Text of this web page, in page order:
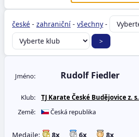
české - zahraniční - všechny -
Jméno: Rudolf Fiedler
Klub:
TJ Karate České Budějovice z. s.
Země:
Česká republika
Medaile: 8x 6x 8x